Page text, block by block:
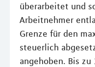
überarbeitet und
Arbeitnehmer
Grenze für den
steuerlich
angehoben. Bis zu